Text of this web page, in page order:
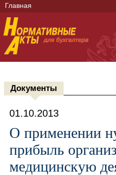
Главная
Документы
01.10.2013
О применении
прибыль
медицинскую